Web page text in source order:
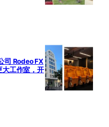
司 Rodeo FX
工作室，开